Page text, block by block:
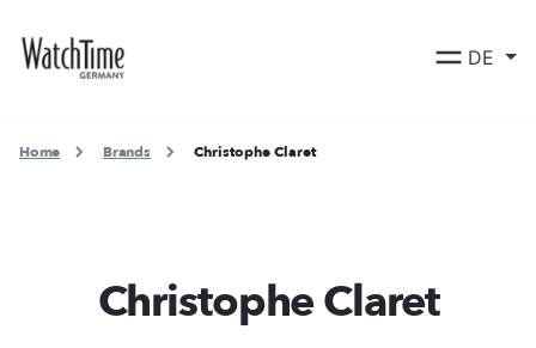
DE
Home Brands Christophe Claret
Christophe Claret